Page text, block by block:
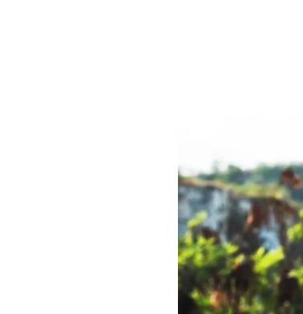
EVENTI
VIDEO
TV
PRINCIPATO